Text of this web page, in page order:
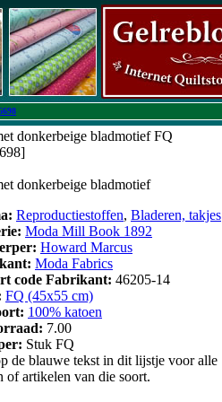
donkerbeige bladmotief FQ
donkerbeige bladmotief
Reproductiestoffen, Bladeren, takjes
Moda Mill Book 1892
Howard Marcus
Moda Fabrics
code Fabrikant: 46205-14
FQ (45x55 cm)
100% katoen
7.00
Stuk FQ
de blauwe tekst in dit lijstje voor alle
of artikelen van die soort.